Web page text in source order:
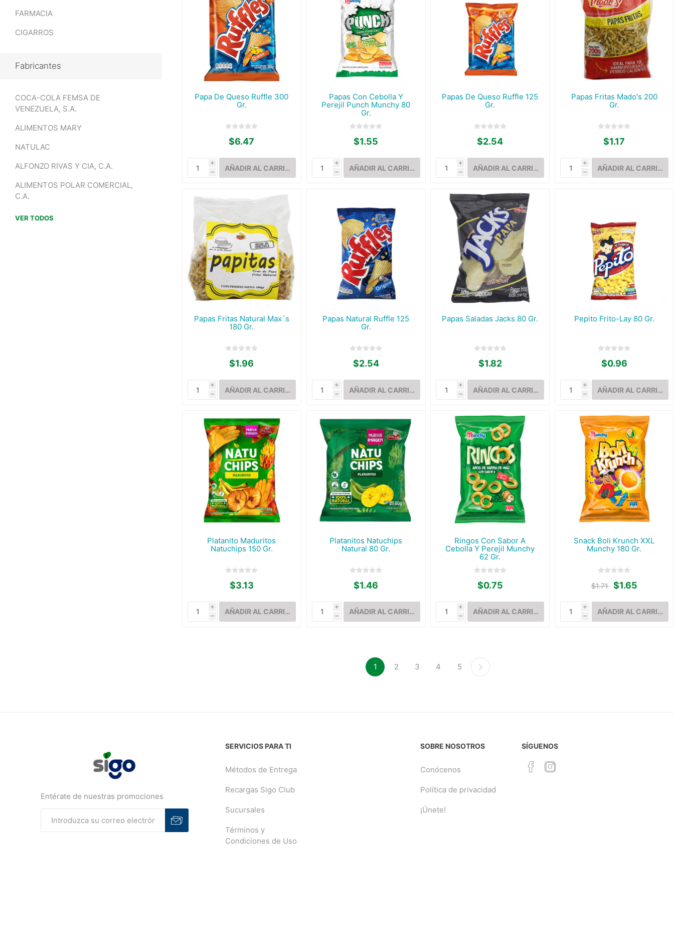
Papa De Queso Ruffle 300
Gr.
$6.47
i
h
Papas Con Cebolla Y
Perejil Punch Munchy 80
Gr.
$1.55
i
h
Papas De Queso Ruffle 125
Gr.
$2.54
i
h
Papas Fritas Mado's 200
Gr.
$1.17
i
h
Papas Fritas Natural Max´s
180 Gr.
$1.96
i
h
Papas Natural Ruffle 125
Gr.
$2.54
i
h
Papas Saladas Jacks 80 Gr.
$1.82
i
h
Pepito Frito-Lay 80 Gr.
$0.96
i
h
Platanito Maduritos
Natuchips 150 Gr.
$3.13
i
h
Platanitos Natuchips
Natural 80 Gr.
$1.46
i
h
Ringos Con Sabor A
Cebolla Y Perejil Munchy
62 Gr.
$0.75
i
h
Snack Boli Krunch XXL
Munchy 180 Gr.
$1.71 $1.65
i
h
1 2 3 4 5
FARMACIA
CIGARROS
Fabricantes
COCA-COLA FEMSA DE
VENEZUELA, S.A.
ALIMENTOS MARY
NATULAC
ALFONZO RIVAS Y CIA, C.A.
ALIMENTOS POLAR COMERCIAL,
C.A.
VER TODOS
Entérate de nuestras promociones
SERVICIOS PARA TI
Métodos de Entrega
Recargas Sigo Club
Sucursales
Términos y
Condiciones de Uso
SOBRE NOSOTROS
Conócenos
Política de privacidad
¡Únete!
SÍGUENOS